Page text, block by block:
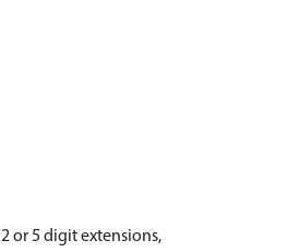
2 or 5 digit extensions,